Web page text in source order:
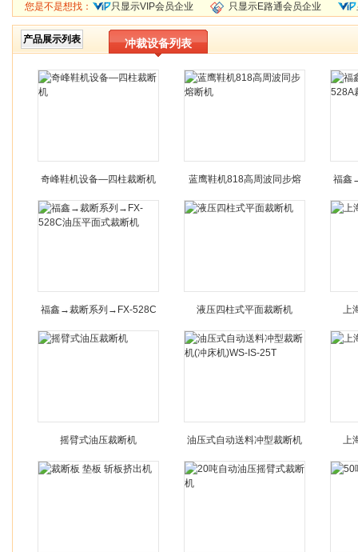
您是不是想找： 只显示VIP会员企业 只显示E路通会员企业
产品展示列表 冲裁设备列表
奇峰鞋机设备—四柱裁断机 蓝鹰鞋机818高周波同步熔
断机
福鑫
福鑫→裁断系列→FX-528C
油压平面式裁断机
液压四柱式平面裁断机 上
摇臂式油压裁断机 油压式自动送料冲型裁断机
(冲床机)WS-IS-25T
上